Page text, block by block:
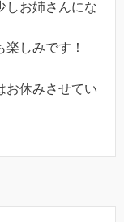
しお姉さんにな
しみです！
お休みさせてい